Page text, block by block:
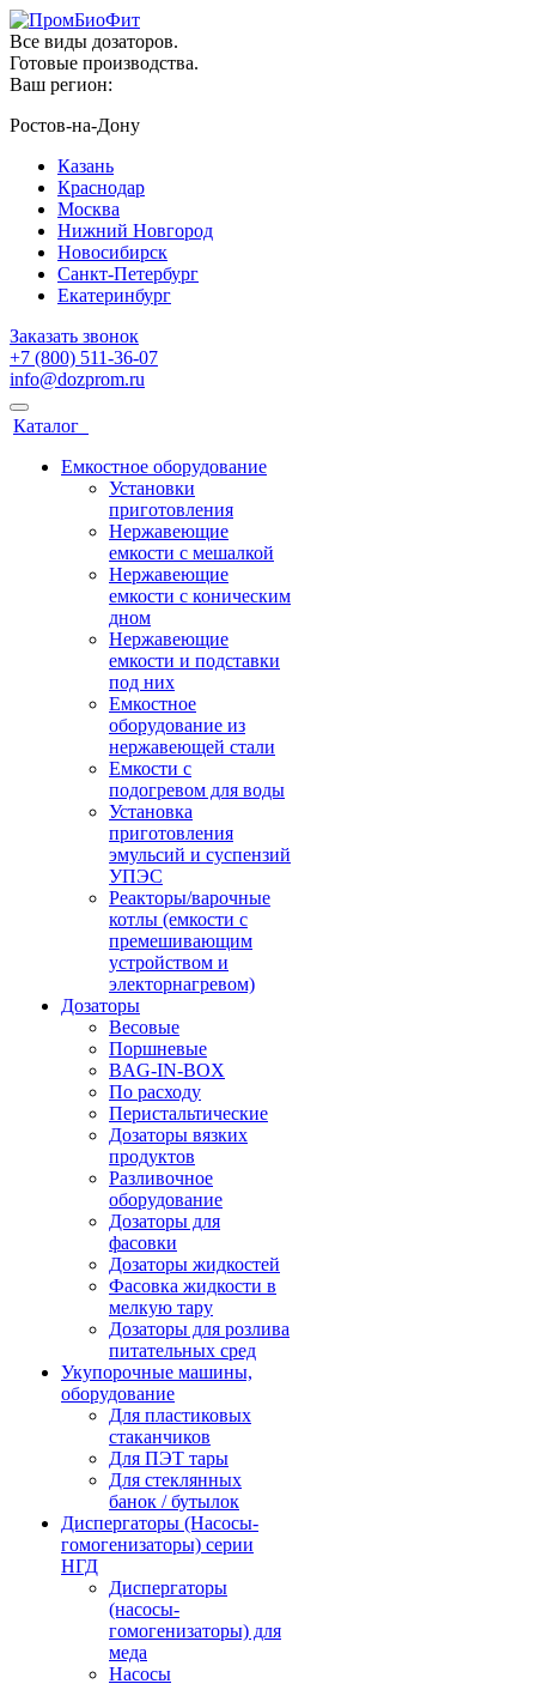
Все виды дозаторов.
Готовые производства.
Ваш регион:
Ростов-на-Дону
Казань
Краснодар
Москва
Нижний Новгород
Новосибирск
Санкт-Петербург
Екатеринбург
Заказать звонок
+7 (800) 511-36-07
info@dozprom.ru
Каталог
Емкостное оборудование
Установки
приготовления
Нержавеющие
емкости с мешалкой
Нержавеющие
емкости с коническим
дном
Нержавеющие
емкости и подставки
под них
Емкостное
оборудование из
нержавеющей стали
Емкости с
подогревом для воды
Установка
приготовления
эмульсий и суспензий
УПЭС
Реакторы/варочные
котлы (емкости с
премешивающим
устройством и
электорнагревом)
Дозаторы
Весовые
Поршневые
BAG-IN-BOX
По расходу
Перистальтические
Дозаторы вязких
продуктов
Разливочное
оборудование
Дозаторы для
фасовки
Дозаторы жидкостей
Фасовка жидкости в
мелкую тару
Дозаторы для розлива
питательных сред
Укупорочные машины,
оборудование
Для пластиковых
стаканчиков
Для ПЭТ тары
Для стеклянных
банок / бутылок
Диспергаторы (Насосы-
гомогенизаторы) серии
НГД
Диспергаторы
(насосы-
гомогенизаторы) для
меда
Насосы